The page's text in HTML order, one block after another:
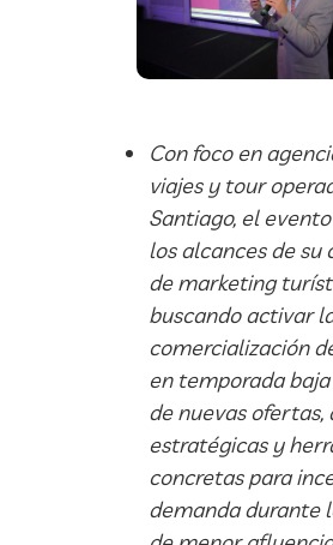
Con foco en
viajes y tour
Santiago, el
los alcances de su
de marketing
buscando activar
comercialización
en temporada
de nuevas ofertas,
estratégicas y
concretas para
demanda durante